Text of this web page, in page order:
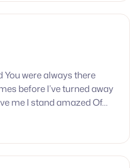
were always there
before I’ve turned away
me I stand amazed Of…